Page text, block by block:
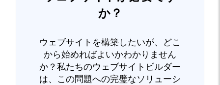
か？
ウェブサイトを構築したいが、どこ
から始めればよいかわかりません
か？私たちのウェブサイトビルダー
は、この問題への完璧なソリューシ